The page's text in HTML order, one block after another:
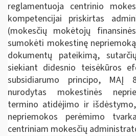
reglamentuoja centrinio
kompetencijai priskirtas
(mokesčių mokėtojų
sumokėti mokestinę
dokumentų pateikimą,
siekiant didesnio teisėkūros
subsidiarumo principo, MAĮ
nurodytas mokestinės
termino atidėjimo ir
nepriemokos perėmimo
centriniam mokesčių